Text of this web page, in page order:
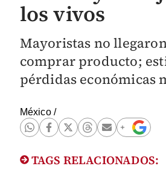
los vivos
Mayoristas no
comprar producto;
pérdidas económicas
México/
TAGS RELACIONADOS: